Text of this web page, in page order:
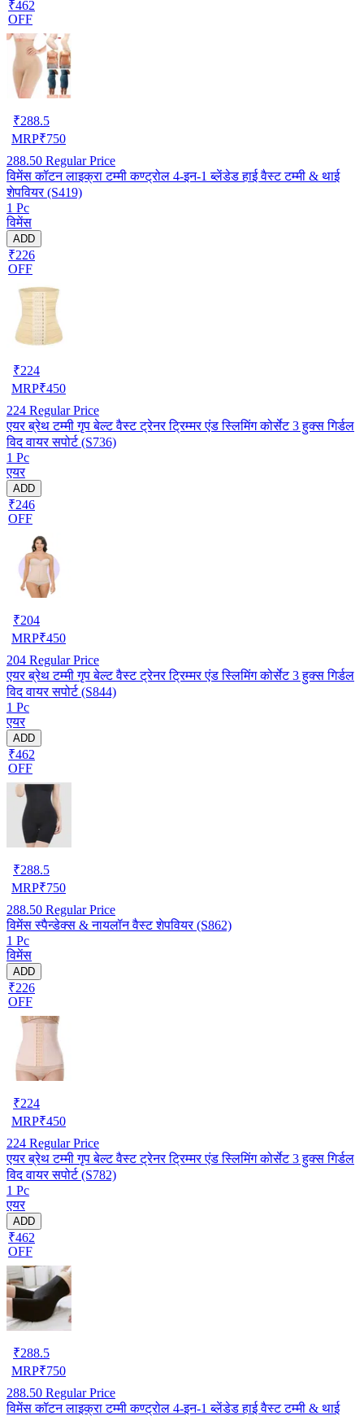
₹462
OFF
₹288.5
MRP₹750
288.50 Regular Price
विमेंस कॉटन लाइक्रा टम्मी कण्ट्रोल 4-इन-1 ब्लेंडेड हाई वैस्ट टम्मी & थाई
शेपवियर (S419)
1 Pc
विमेंस
ADD
₹226
OFF
₹224
MRP₹450
224 Regular Price
एयर ब्रेथ टम्मी गृप बेल्ट वैस्ट ट्रेनर ट्रिम्मर एंड स्लिमिंग कोर्सेट 3 हुक्स गिर्डल
विद वायर सपोर्ट (S736)
1 Pc
एयर
ADD
₹246
OFF
₹204
MRP₹450
204 Regular Price
एयर ब्रेथ टम्मी गृप बेल्ट वैस्ट ट्रेनर ट्रिम्मर एंड स्लिमिंग कोर्सेट 3 हुक्स गिर्डल
विद वायर सपोर्ट (S844)
1 Pc
एयर
ADD
₹462
OFF
₹288.5
MRP₹750
288.50 Regular Price
विमेंस स्पैन्डेक्स & नायलॉन वैस्ट शेपवियर (S862)
1 Pc
विमेंस
ADD
₹226
OFF
₹224
MRP₹450
224 Regular Price
एयर ब्रेथ टम्मी गृप बेल्ट वैस्ट ट्रेनर ट्रिम्मर एंड स्लिमिंग कोर्सेट 3 हुक्स गिर्डल
विद वायर सपोर्ट (S782)
1 Pc
एयर
ADD
₹462
OFF
₹288.5
MRP₹750
288.50 Regular Price
विमेंस कॉटन लाइक्रा टम्मी कण्ट्रोल 4-इन-1 ब्लेंडेड हाई वैस्ट टम्मी & थाई